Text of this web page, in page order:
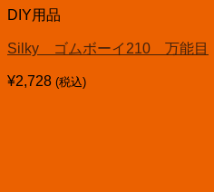
DIY用品
Silky ゴムボーイ210 万能目
¥2,728 (税込)